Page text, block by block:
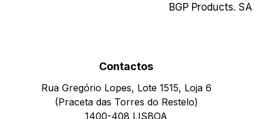
BGP Products. SA
Contactos
Rua Gregório Lopes, Lote 1515, Loja 6
(Praceta das Torres do Restelo)
1400-408 LISBOA